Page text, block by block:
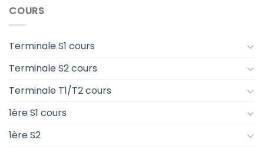
COURS
Terminale S1 cours
Terminale S2 cours
Terminale T1/T2 cours
1ère S1 cours
1ère S2